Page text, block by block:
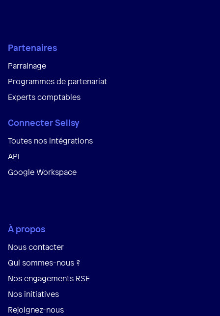
Partenaires
Parrainage
Programmes de partenariat
Experts comptables
Connecter Sellsy
Toutes nos intégrations
API
Google Workspace
À propos
Nous contacter
Qui sommes-nous ?
Nos engagements RSE
Nos initiatives
Rejoignez-nous